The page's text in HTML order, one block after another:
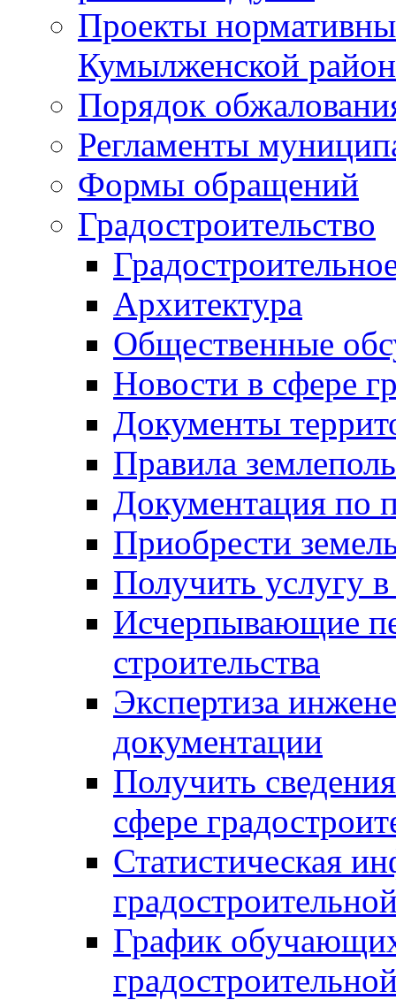
Проекты
Кумылженской
Порядок
Регламенты
Формы обращений
Градостроительство
Архитектура
Общественные
Новости в сфере
Документы
Правила
Документация по
Приобрести
Получить услугу в
Исчерпывающие
строительства
Экспертиза
документации
Получить
сфере
Статистическая
График